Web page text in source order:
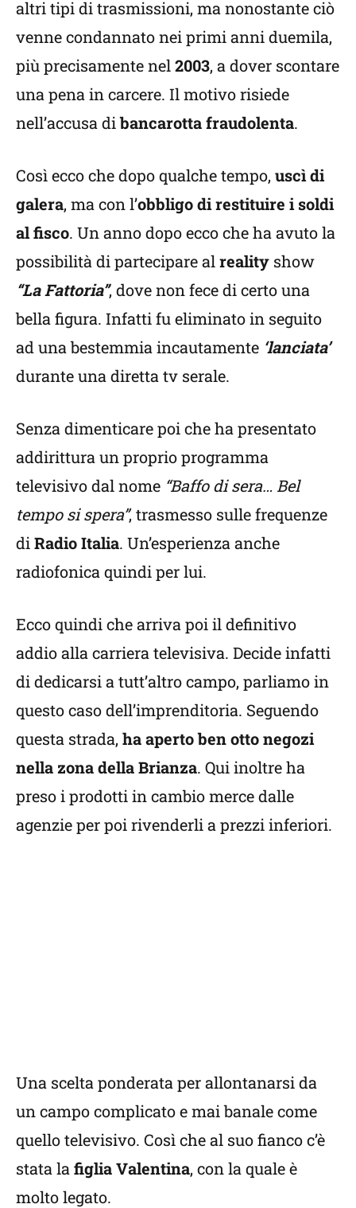
altri tipi di trasmissioni, ma nonostante ciò
venne condannato nei primi anni duemila,
più precisamente nel2003, a dover scontare
una pena in carcere. Il motivo risiede
nell’accusa dibancarotta fraudolenta.
Così ecco che dopo qualche tempo, uscì di
galera, ma con l’obbligo di restituire i soldi
al fisco. Un anno dopo ecco che ha avuto la
possibilità di partecipare alreality show
“La Fattoria”, dove non fece di certo una
bella figura. Infatti fu eliminato in seguito
ad una bestemmia incautamente ‘lanciata’
durante una diretta tv serale.
Senza dimenticare poi che ha presentato
addirittura un proprio programma
televisivo dal nome “Baffo di sera… Bel
tempo si spera”, trasmesso sulle frequenze
diRadio Italia. Un’esperienza anche
radiofonica quindi per lui.
Ecco quindi che arriva poi il definitivo
addio alla carriera televisiva. Decide infatti
di dedicarsi a tutt’altro campo, parliamo in
questo caso dell’imprenditoria. Seguendo
questa strada, ha aperto ben otto negozi
nella zona della Brianza. Qui inoltre ha
preso i prodotti in cambio merce dalle
agenzie per poi rivenderli a prezzi inferiori.
Una scelta ponderata per allontanarsi da
un campo complicato e mai banale come
quello televisivo. Così che al suo fianco c’è
stata la figlia Valentina, con la quale è
molto legato.